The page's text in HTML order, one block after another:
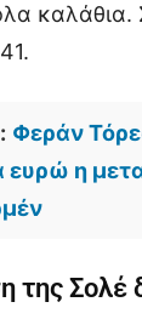
καλάθια.
Φεράν
ευρώ η
της Σολέ